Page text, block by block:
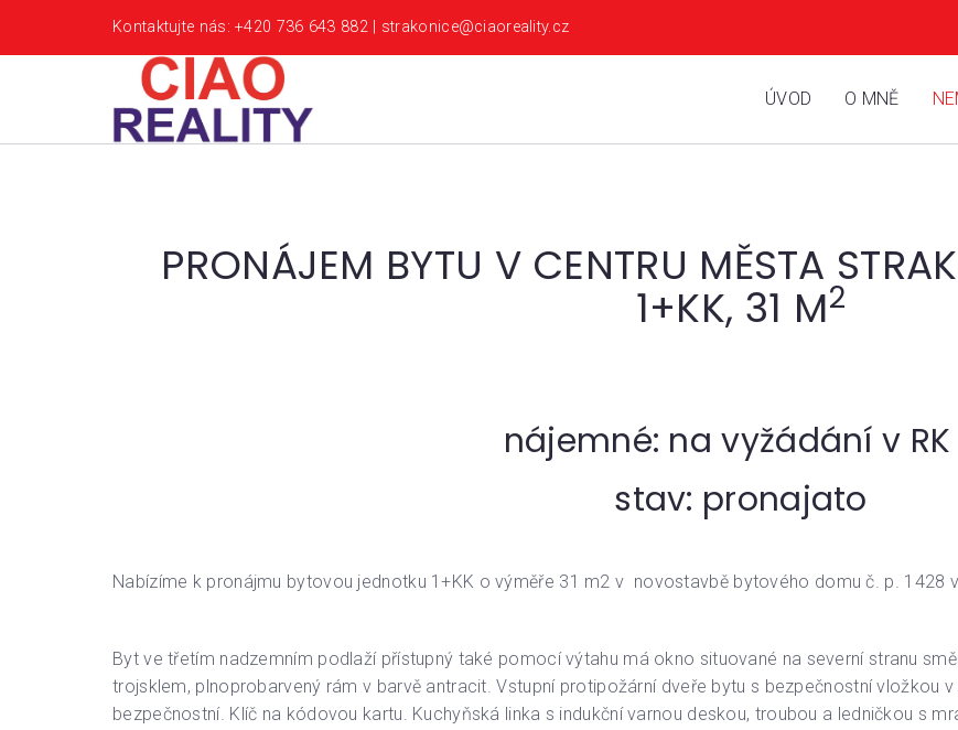
Kontaktujte nás: +420 736 643 882 | strakonice@ciaoreality.cz
ÚVOD O MNĚ
PRONÁJEM BYTU V CENTRU MĚSTA
1+KK, 31 M2
nájemné: na vyžádání v RK
stav: pronajato
Nabízíme k pronájmu bytovou jednotku 1+KK o výměře 31 m2 v novostavbě bytového domu č. p. 1428
Byt ve třetím nadzemním podlaží přístupný také pomocí výtahu má okno situované na severní stranu
trojsklem, plnoprobarvený rám v barvě antracit. Vstupní protipožární dveře bytu s bezpečnostní vložkou
bezpečnostní. Klíč na kódovou kartu. Kuchyňská linka s indukční varnou deskou, troubou a ledničkou s